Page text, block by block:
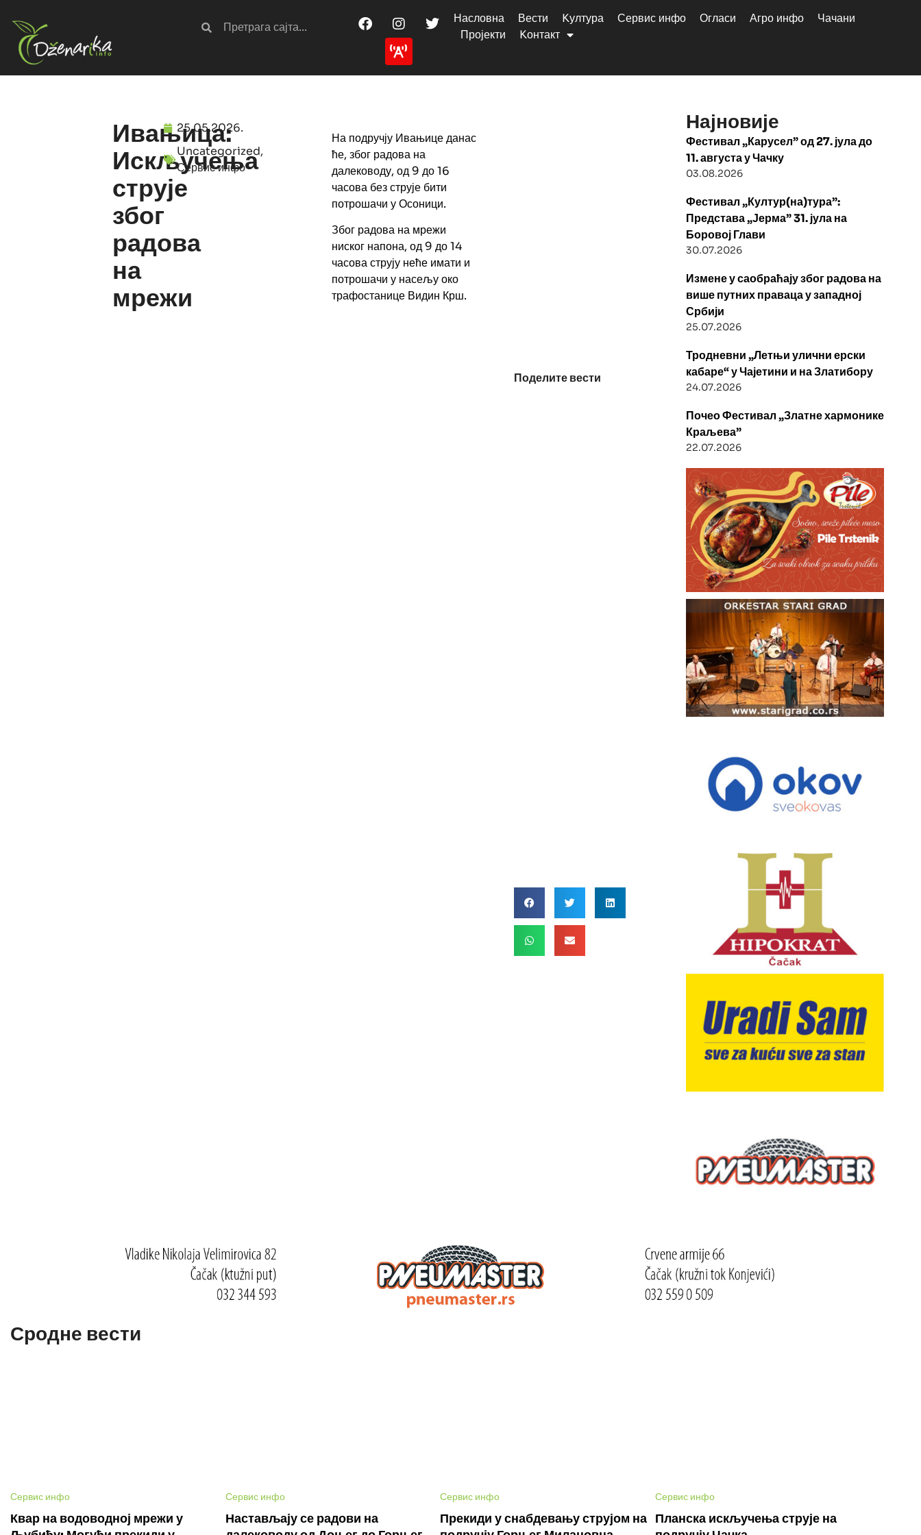
Насловна Вести Kултура Сервис инфо Огласи Агро инфо
Чачани
Пројекти
Kонтакт
Ивањица:
Искључења
струје
због
радова
на
мрежи
25.05.2026.
Uncategorized,
Сервис инфо
На подручју Ивањице данас
ће, због радова на
далеководу, од 9 до 16
часова без струје бити
потрошачи у Осоници.
Због радова на мрежи
ниског напона, од 9 до 14
часова струју неће имати и
потрошачи у насељу око
трафостанице Видин Крш.
Поделите вести
Најновије
Фестивал „Карусел” од 27. јула до
11. августа у Чачку
03.08.2026
Фестивал „Култур(на)тура”:
Представа „Јерма” 31. јула на
Боровој Глави
30.07.2026
Измене у саобраћају због радова на
више путних праваца у западној
Србији
25.07.2026
Тродневни „Летњи улични ерски
кабаре“ у Чајетини и на Златибору
24.07.2026
Почео Фестивал „Златне хармонике
Краљева”
22.07.2026
Сродне вести
Сервис инфо
Квар на водоводној мрежи у
Сервис инфо
Настављају се радови на
Сервис инфо
Прекиди у снабдевању струјом на
Сервис инфо
Планска искључења струје на